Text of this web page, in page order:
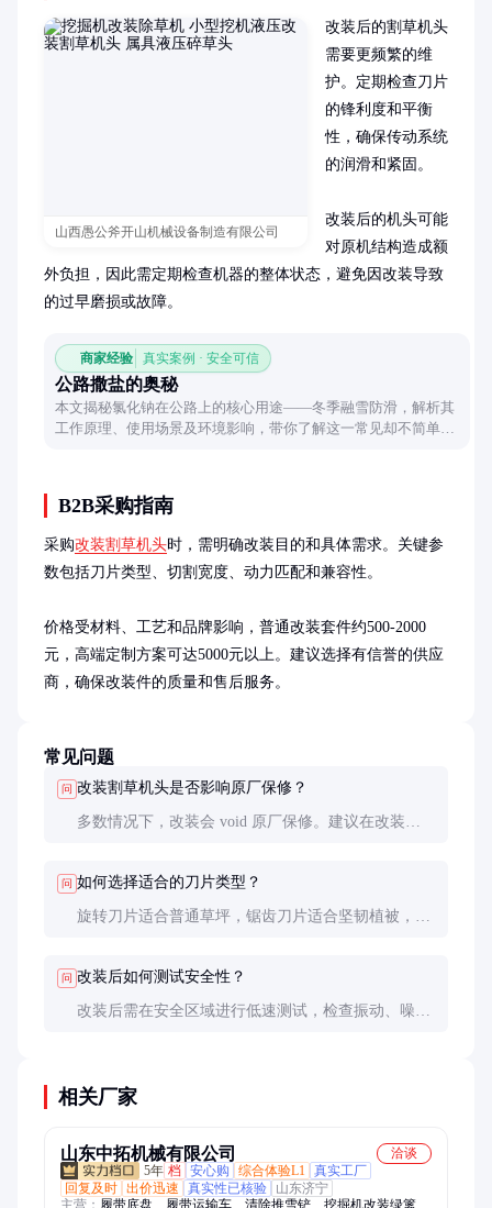
山西愚公斧开山机械设备制造有限公司
改装后的割草机头
需要更频繁的维
护。定期检查刀片
的锋利度和平衡
性，确保传动系统
的润滑和紧固。
改装后的机头可能
对原机结构造成额
外负担，因此需定期检查机器的整体状态，避免因改装导致
的过早磨损或故障。
商家经验 真实案例 · 安全可信
公路撒盐的奥秘
本文揭秘氯化钠在公路上的核心用途——冬季融雪防滑，解析其
工作原理、使用场景及环境影响，带你了解这一常见却不简单的
B2B采购指南
采购改装割草机头时，需明确改装目的和具体需求。关键参
数包括刀片类型、切割宽度、动力匹配和兼容性。
价格受材料、工艺和品牌影响，普通改装套件约500-2000
元，高端定制方案可达5000元以上。建议选择有信誉的供应
商，确保改装件的质量和售后服务。
常见问题
问 改装割草机头是否影响原厂保修？
多数情况下，改装会 void 原厂保修。建议在改装前
问 如何选择适合的刀片类型？
旋转刀片适合普通草坪，锯齿刀片适合坚韧植被，往
问 改装后如何测试安全性？
改装后需在安全区域进行低速测试，检查振动、噪音
相关厂家
山东中拓机械有限公司
洽谈
5年 档 安心购 综合体验L1 真实工厂
回复及时 出价迅速 真实性已核验
山东济宁
主营： 履带底盘、履带运输车、清除推雪铲、挖掘机改装绿篱修